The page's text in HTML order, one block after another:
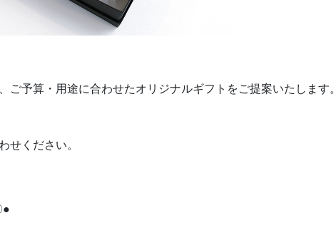
ご予算・用途に合わせたオリジナルギフトをご提案いたします。
せください。
●